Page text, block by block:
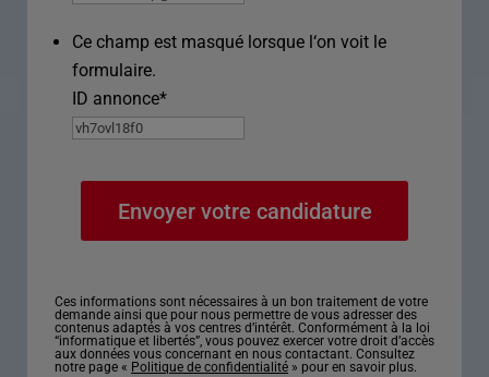
Ce champ est masqué lorsque l‘on voit le
formulaire.
ID annonce*
Ces informations sont nécessaires à un bon traitement de votre
demande ainsi que pour nous permettre de vous adresser des
contenus adaptés à vos centres d’intérêt. Conformément à la loi
“informatique et libertés”, vous pouvez exercer votre droit d’accès
aux données vous concernant en nous contactant. Consultez
notre page « Politique de confidentialité » pour en savoir plus.